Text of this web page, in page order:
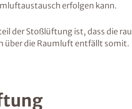
erfolgen kann.
der Stoßlüftung ist, dass die
über die Raumluft entfällt somit.